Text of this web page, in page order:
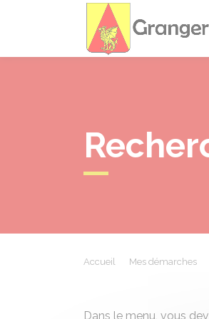
Accueil Mes démarches
Dans le menu, vous